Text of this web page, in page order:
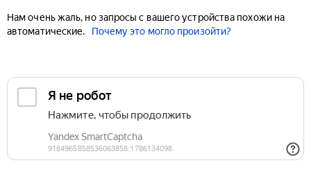
Нам очень жаль, но запросы с вашего устройства похожи на
автоматические.
Почему это могло произойти?